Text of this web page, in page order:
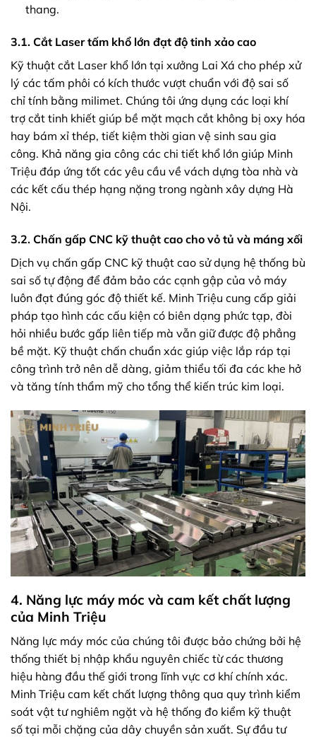
thang.
3.1. Cắt Laser tấm khổ lớn đạt độ tinh xảo cao
Kỹ thuật cắt Laser khổ lớn tại xưởng Lai Xá cho phép xử
lý các tấm phôi có kích thước vượt chuẩn với độ sai số
chỉ tính bằng milimet. Chúng tôi ứng dụng các loại khí
trợ cắt tinh khiết giúp bề mặt mạch cắt không bị oxy hóa
hay bám xỉ thép, tiết kiệm thời gian vệ sinh sau gia
công. Khả năng gia công các chi tiết khổ lớn giúp Minh
Triệu đáp ứng tốt các yêu cầu về vách dựng tòa nhà và
các kết cấu thép hạng nặng trong ngành xây dựng Hà
Nội.
3.2. Chấn gấp CNC kỹ thuật cao cho vỏ tủ và máng xối
Dịch vụ chấn gấp CNC kỹ thuật cao sử dụng hệ thống bù
sai số tự động để đảm bảo các cạnh gập của vỏ máy
luôn đạt đúng góc độ thiết kế. Minh Triệu cung cấp giải
pháp tạo hình các cấu kiện có biên dạng phức tạp, đòi
hỏi nhiều bước gấp liên tiếp mà vẫn giữ được độ phẳng
bề mặt. Kỹ thuật chấn chuẩn xác giúp việc lắp ráp tại
công trình trở nên dễ dàng, giảm thiểu tối đa các khe hở
và tăng tính thẩm mỹ cho tổng thể kiến trúc kim loại.
4. Năng lực máy móc và cam kết chất lượng
của Minh Triệu
Năng lực máy móc của chúng tôi được bảo chứng bởi hệ
thống thiết bị nhập khẩu nguyên chiếc từ các thương
hiệu hàng đầu thế giới trong lĩnh vực cơ khí chính xác.
Minh Triệu cam kết chất lượng thông qua quy trình kiểm
soát vật tư nghiêm ngặt và hệ thống đo kiểm kỹ thuật
số tại mỗi chặng của dây chuyền sản xuất. Sự đầu tư